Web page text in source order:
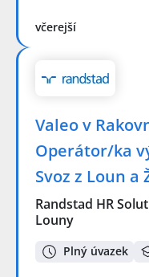
včerejší
Valeo v
Operátor/ka
Svoz z Loun a
Randstad HR
Louny
Plný úvazek